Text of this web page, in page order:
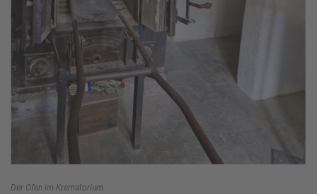
Der Ofen im Krematorium